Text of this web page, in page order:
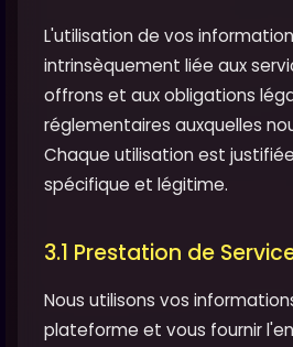
L'utilisation de vos
intrinsèquement liée aux
offrons et aux obligations
réglementaires auxquelles
Chaque utilisation est
spécifique et légitime.
3.1 Prestation de
Nous utilisons vos
plateforme et vous fournir